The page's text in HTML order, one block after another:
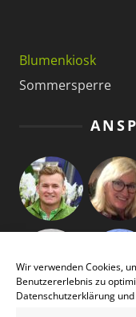
Wir verwenden Cookies,
Benutzererlebnis zu
Datenschutzerklärung
Blumenkiosk
Sommersperre